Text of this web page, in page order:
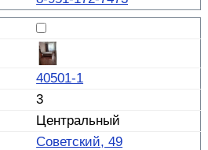
40501-1
3
Центральный
Советский, 49